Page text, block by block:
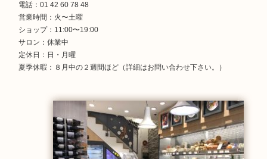
電話：01 42 60 78 48
営業時間：火〜土曜
ショップ：11:00〜19:00
サロン：休業中
定休日：日・月曜
夏季休暇：８月中の２週間ほど（詳細はお問い合わせ下さい。）